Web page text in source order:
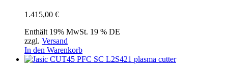
1.415,00 €
Enthält 19% MwSt. 19 % DE
zzgl. Versand
In den Warenkorb